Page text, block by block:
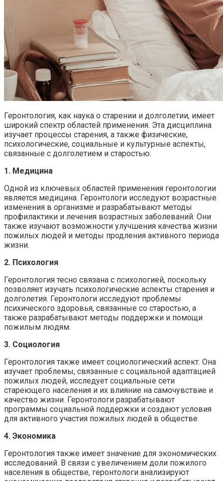
Геронтология, как наука о старении и долголетии, имеет
широкий спектр областей применения. Эта дисциплина
изучает процессы старения, а также физические,
психологические, социальные и культурные аспекты,
связанные с долголетием и старостью.
1. Медицина
Одной из ключевых областей применения геронтологии
является медицина. Геронтологи исследуют возрастные
изменения в организме и разрабатывают методы
профилактики и лечения возрастных заболеваний. Они
также изучают возможности улучшения качества жизни
пожилых людей и методы продления активного периода
жизни.
2. Психология
Геронтология тесно связана с психологией, поскольку
позволяет изучать психологические аспекты старения и
долголетия. Геронтологи исследуют проблемы
психического здоровья, связанные со старостью, а
также разрабатывают методы поддержки и помощи
пожилым людям.
3. Социология
Геронтология также имеет социологический аспект. Она
изучает проблемы, связанные с социальной адаптацией
пожилых людей, исследует социальные сети
стареющего населения и их влияние на самочувствие и
качество жизни. Геронтологи разрабатывают
программы социальной поддержки и создают условия
для активного участия пожилых людей в обществе.
4. Экономика
Геронтология также имеет значение для экономических
исследований. В связи с увеличением доли пожилого
населения в обществе, геронтологи анализируют